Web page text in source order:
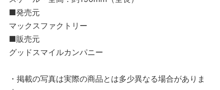
■発売元
マックスファクトリー
■販売元
グッドスマイルカンパニー
・掲載の写真は実際の商品とは多少異なる場合がありま